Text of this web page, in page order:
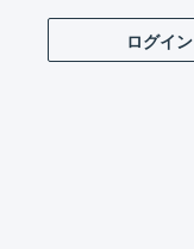
ログイン